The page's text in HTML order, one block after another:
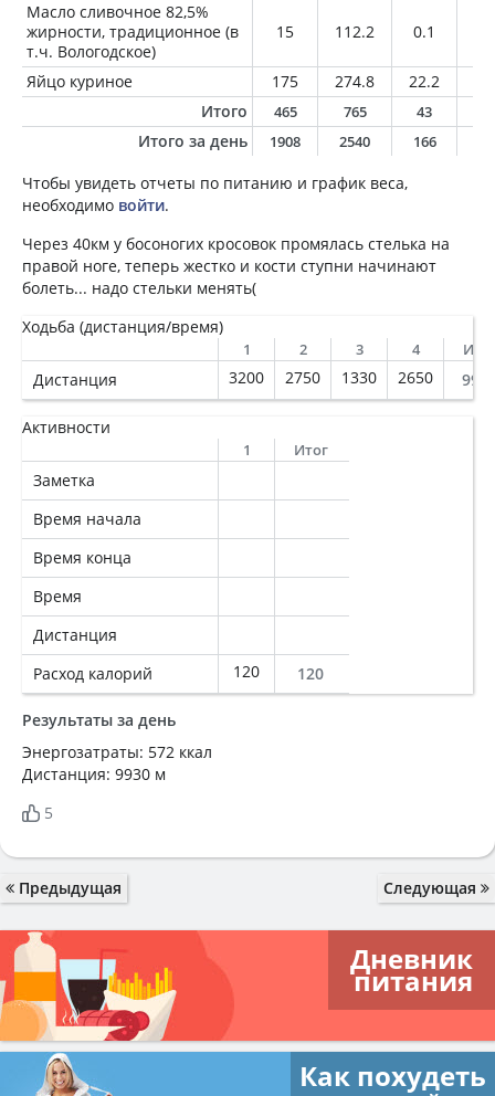
Масло сливочное 82,5%
жирности, традиционное (в
т.ч. Вологодское)
15 112.2 0.1
Яйцо куриное 175 274.8 22.2
Итого
465 765 43
Итого за день 1908 2540 166
Чтобы увидеть отчеты по питанию и график веса,
необходимо войти.
Через 40км у босоногих кросовок промялась стелька на
правой ноге, теперь жестко и кости ступни начинают
болеть... надо стельки менять(
Ходьба (дистанция/время)
1 2 3 4
Дистанция 3200 2750 1330 2650
Активности
1 Итог
Заметка
Время начала
Время конца
Время
Дистанция
Расход калорий
120 120
Результаты за день
Энергозатраты: 572 ккал
Дистанция: 9930 м
5
Предыдущая Следующая
Дневник
питания
Как похудеть